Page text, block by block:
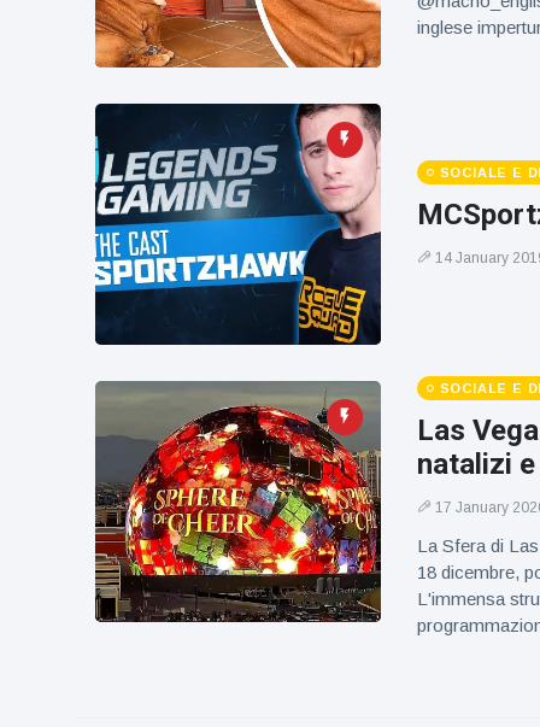
figlio dei
sogni’
inglese
SOCIALE E
14 January
SOCIALE E
Las
natalizi
17 January
La Sfera di
18 dicembre,
L'immensa